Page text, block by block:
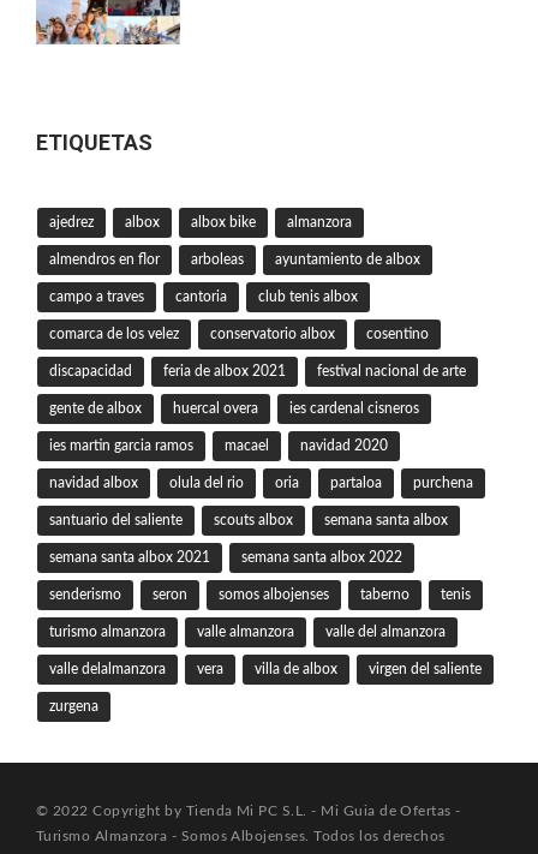
ETIQUETAS
ajedrez albox albox bike almanzora
almendros en flor arboleas ayuntamiento de albox
campo a traves cantoria club tenis albox
comarca de los velez conservatorio albox cosentino
discapacidad feria de albox 2021 festival nacional de arte
gente de albox huercal overa ies cardenal cisneros
ies martin garcia ramos macael navidad 2020
navidad albox olula del rio oria partaloa purchena
santuario del saliente scouts albox semana santa albox
semana santa albox 2021 semana santa albox 2022
senderismo seron somos albojenses taberno tenis
turismo almanzora valle almanzora valle del almanzora
valle delalmanzora vera villa de albox virgen del saliente
zurgena
© 2022 Copyright by Tienda Mi PC S.L. - Mi Guia de Ofertas -
Turismo Almanzora - Somos Albojenses. Todos los derechos